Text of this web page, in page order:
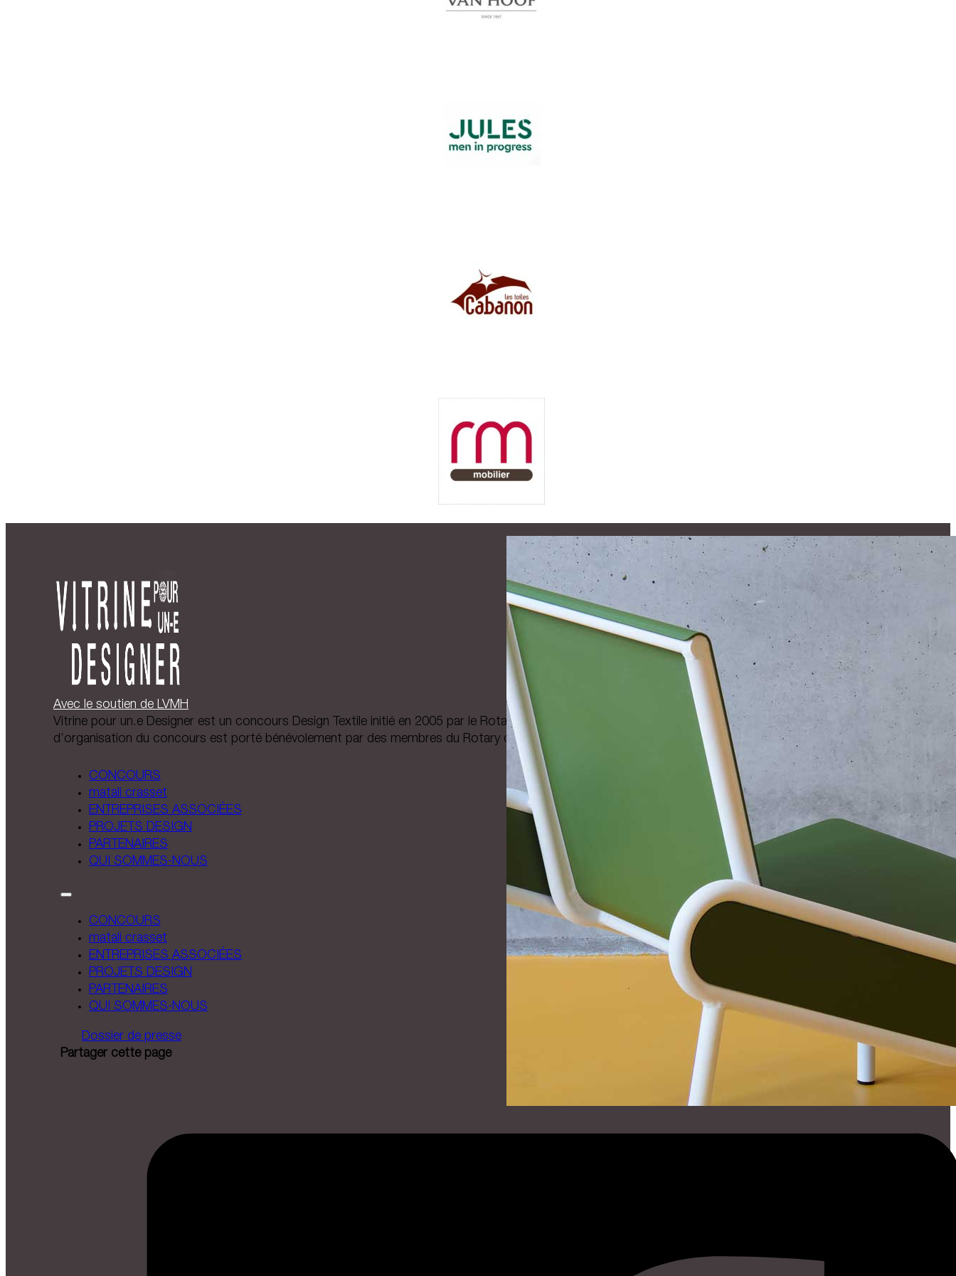
Avec le soutien de LVMH
Vitrine pour un.e Designer est un concours Design Textile initié en 2005 par le Rotary club de Tournai 3 Lys, au titre de son action professionnelle. Depuis 2017, le
d’organisation du concours est porté bénévolement par des membres du Rotary club de Roubaix.
CONCOURS
matali crasset
ENTREPRISES ASSOCIÉES
PROJETS DESIGN
PARTENAIRES
QUI SOMMES-NOUS
CONCOURS
matali crasset
ENTREPRISES ASSOCIÉES
PROJETS DESIGN
PARTENAIRES
QUI SOMMES-NOUS
Dossier de presse
Partager cette page